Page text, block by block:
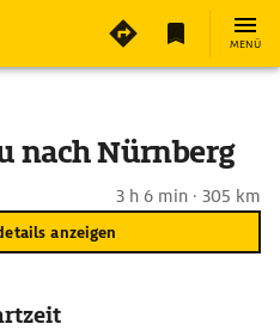
MENÜ
nach Nürnberg
3 h 6 min · 305 km
anzeigen